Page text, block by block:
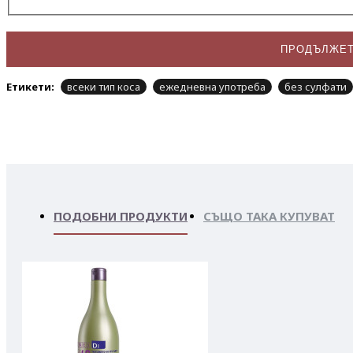
Етикети: всеки тип коса ежедневна употреба без сулфати
ПОДОБНИ ПРОДУКТИ СЪЩО ТАКА КУПУВАТ